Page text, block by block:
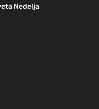
Nedelja